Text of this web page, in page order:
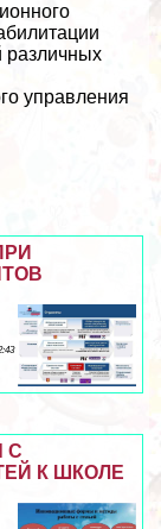
различных
управления
С
К ШКОЛЕ